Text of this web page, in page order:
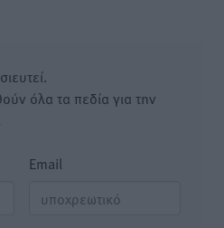
όλα τα πεδία για την
Email